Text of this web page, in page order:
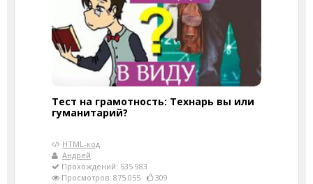
Тест на грамотность: Технарь вы или
гуманитарий?
HTML-код
Андрей
Прохождений: 535 983
Просмотров: 875 055
309